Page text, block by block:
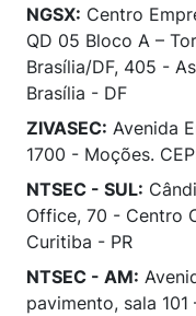
NGSX: Centro
QD 05 Bloco A –
Brasília/DF, 405 -
Brasília - DF
ZIVASEC: Avenida
1700 - Moções.
NTSEC - SUL:
Office, 70 - Centro
Curitiba - PR
NTSEC - AM:
pavimento, sala